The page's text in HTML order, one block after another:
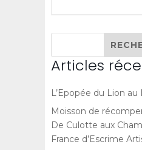
Articles
L’Epopée du Lion
Moisson de
De Culotte aux
France d’Escrime